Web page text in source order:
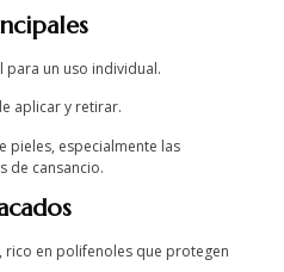
para un uso individual.
aplicar y retirar.
especialmente las
de cansancio.
, rico en polifenoles que protegen